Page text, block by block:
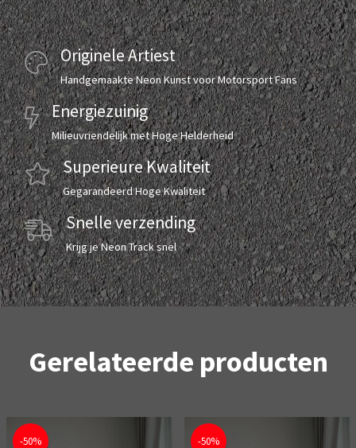
Originele Artiest
Handgemaakte Neon Kunst voor Motorsport Fans
Energiezuinig
Milieuvriendelijk met Hoge Helderheid
Superieure Kwaliteit
Gegarandeerd Hoge Kwaliteit
Snelle verzending
Krijg je Neon Track snel
Gerelateerde producten
-50% -50%